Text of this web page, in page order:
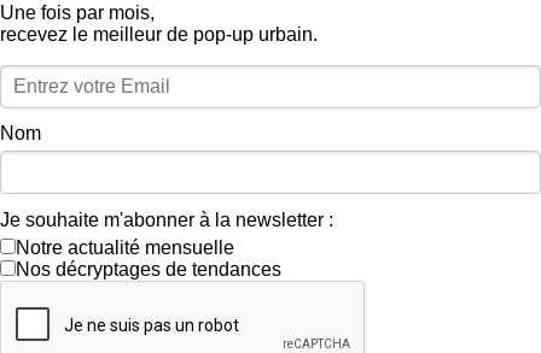
Une fois par mois,
recevez le meilleur de pop‑up urbain.
Nom
Je souhaite m'abonner à la newsletter :
Notre actualité mensuelle
Nos décryptages de tendances